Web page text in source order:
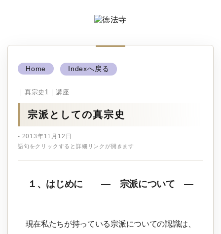
Home Indexへ戻る
｜真宗史1｜講座
宗派としての真宗史
- 2013年11月12日
語句をクリックすると詳細リンクが開きます
１、はじめに ― 宗派について ―
現在私たちが持っている宗派についての認識は、